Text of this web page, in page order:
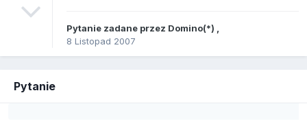
Pytanie zadane przez Domino(*)
8 Listopad 2007
Pytanie